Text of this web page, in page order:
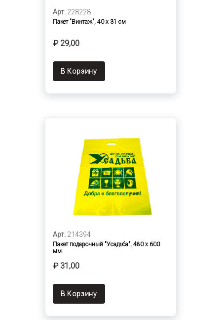
Арт. 228228
Пакет "Винтаж", 40 х 31 см
₽ 29,00
В Корзину
Арт. 214394
Пакет подарочный "Усадьба", 480 х 600
мм
₽ 31,00
В Корзину